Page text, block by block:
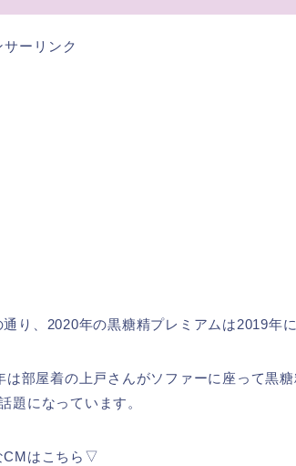
サーリンク
通り、2020年の黒糖精プレミアムは2019年
は部屋着の上戸さんがソファーに座って黒
題になっています。
CMはこちら▽